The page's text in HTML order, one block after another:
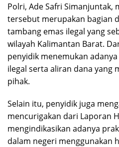
Polri, Ade Safri Simanjuntak,
tersebut merupakan bagian
tambang emas ilegal yang
wilayah Kalimantan Barat.
penyidik menemukan
ilegal serta aliran dana yang
pihak.
Selain itu, penyidik juga
mencurigakan dari Laporan
mengindikasikan adanya
dalam negeri menggunakan